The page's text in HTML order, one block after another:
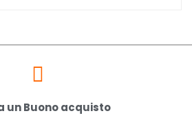
un Buono acquisto